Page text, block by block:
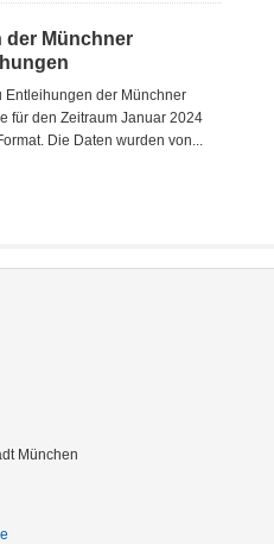
der Münchner
Entleihungen der Münchner
für den Zeitraum Januar 2024
Die Daten wurden von...
München